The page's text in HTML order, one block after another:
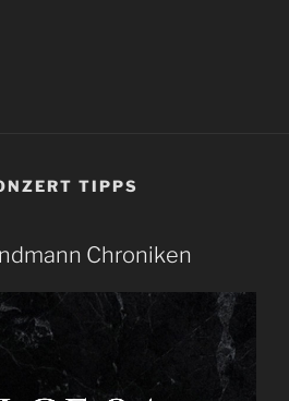
TIPPS
Chroniken